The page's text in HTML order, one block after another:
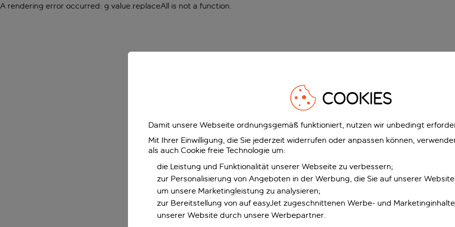
A rendering error occurred: g.value.replaceAll is not a function.
COOKIES
Damit unsere Webseite ordnungsgemäß funktioniert, nutzen wir unbedingt
Mit Ihrer Einwilligung, die Sie jederzeit widerrufen oder anpassen können,
als auch Cookie freie Technologie um:
die Leistung und Funktionalität unserer Webseite zu verbessern;
zur Personalisierung von Angeboten in der Werbung, die Sie auf unserer
um unsere Marketingleistung zu analysieren;
zur Bereitstellung von auf easyJet zugeschnittenen Werbe- und
unserer Website durch unsere Werbepartner.